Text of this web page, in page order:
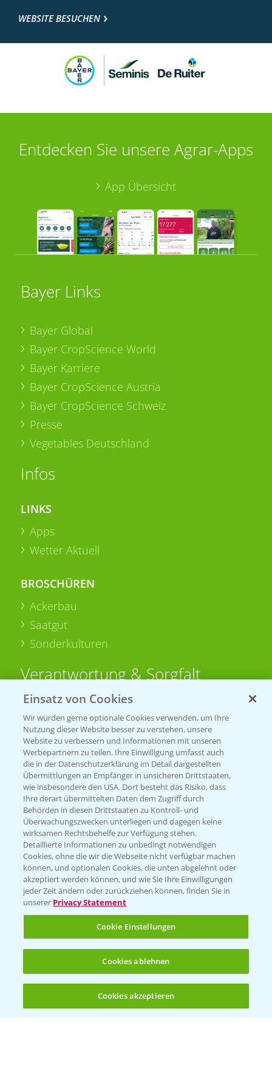
(noch 4)
WEBSITE BESUCHEN
Entdecken Sie unsere Agrar-Apps
App Übersicht
Bayer Links
Bayer Global
Bayer CropScience World
Bayer Karriere
Bayer CropScience Austria
Bayer CropScience Schweiz
Presse
Vegetables Deutschland
Infos
LINKS
Apps
Wetter Aktuell
BROSCHÜREN
Ackerbau
Saatgut
Sonderkulturen
Verantwortung & Sorgfalt
Sammelstellen und Termine
PRE - Chemikalien sicher entsorgen
Sammelstellen und Termine
Kontakt & Notfall
Beratung auf WhatsApp
T.+49 (0)174 346 564 1
KONTAKT
Hilfe in Notfällen
+49 (0)214/30-20220
Einsatz von Cookies
Wir würden gerne optionale Cookies verwenden, um Ihre
Nutzung dieser Website besser zu verstehen, unsere
Website zu verbessern und Informationen mit unseren
Werbepartnern zu teilen. Ihre Einwilligung umfasst auch
die in der Datenschutzerklärung im Detail dargestellten
Übermittlungen an Empfänger in unsicheren Drittstaaten,
wie insbesondere den USA. Dort besteht das Risiko, dass
Ihre derart übermittelten Daten dem Zugriff durch
Behörden in diesen Drittstaaten zu Kontroll- und
Überwachungszwecken unterliegen und dagegen keine
wirksamen Rechtsbehelfe zur Verfügung stehen.
Detaillierte Informationen zu unbedingt notwendigen
Cookies, ohne die wir die Webseite nicht verfügbar machen
können, und optionalen Cookies, die unten abgelehnt oder
akzeptiert werden können, und wie Sie Ihre Einwilligungen
jeder Zeit ändern oder zurückziehen können, finden Sie in
unserer Privacy Statement
Cookie Einstellungen
Cookies ablehnen
Cookies akzeptieren